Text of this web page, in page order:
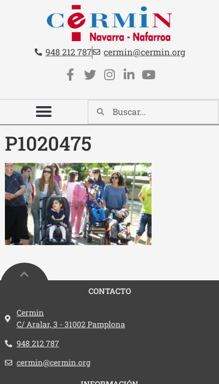
Contacto cabecera
Teléfono:
948 212 787 Email:
cermin@cermin.org
Redes sociales cabecera
P1020475
CONTACTO
Dirección:
Cermin
C/ Aralar, 3 - 31002 Pamplona
Teléfono:
948 212 787
Email:
cermin@cermin.org